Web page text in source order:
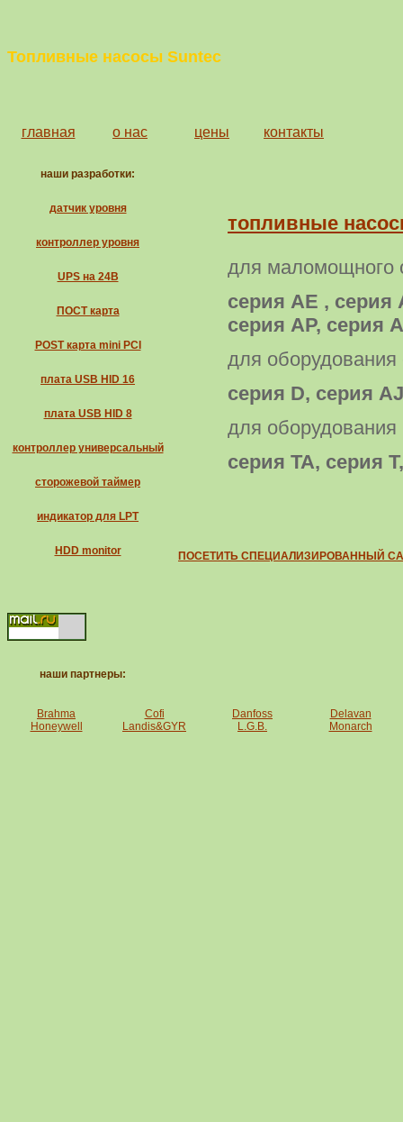
Топливные насосы Suntec
главная о нас цены контакты
наши разработки:
датчик уровня
контроллер уровня
UPS на 24В
ПОСТ карта
POST карта mini PCI
плата USB HID 16
плата USB HID 8
контроллер универсальный
сторожевой таймер
индикатор для LPT
HDD monitor
топливные
для маломощного
серия AE , серия
серия AP, серия
для
серия D, серия
для
серия TA, серия
ПОСЕТИТЬ СПЕЦИАЛИЗИРОВАННЫЙ
наши партнеры:
Brahma Cofi Danfoss
Delavan
Honeywell
Landis&GYR L.G.B. Monarch